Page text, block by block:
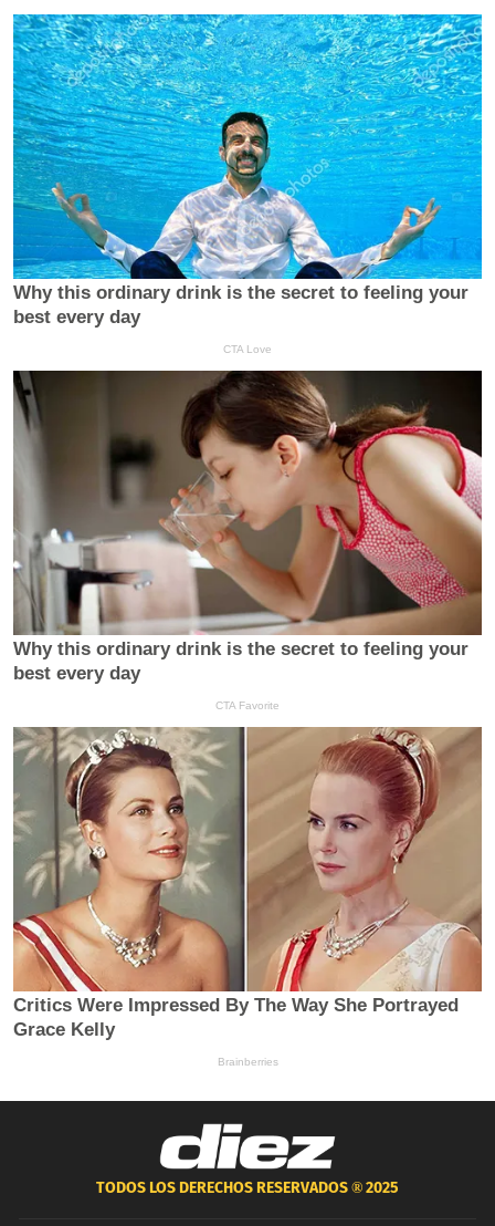
TODOS LOS DERECHOS RESERVADOS ®2025